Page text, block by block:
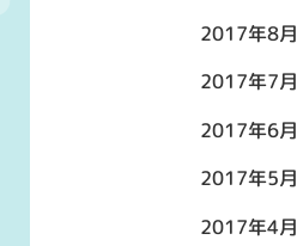
2017年8月
2017年7月
2017年6月
2017年5月
2017年4月